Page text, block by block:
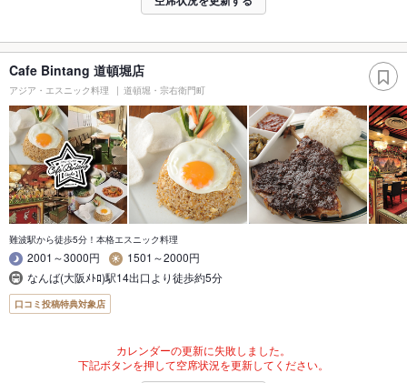
Cafe Bintang 道頓堀店
アジア・エスニック料理 道頓堀・宗右衛門町
難波駅から徒歩5分！本格エスニック料理
2001～3000円
1501～2000円
なんば(大阪ﾒﾄﾛ)駅14出口より徒歩約5分
口コミ投稿特典対象店
カレンダーの更新に失敗しました。
下記ボタンを押して空席状況を更新してください。